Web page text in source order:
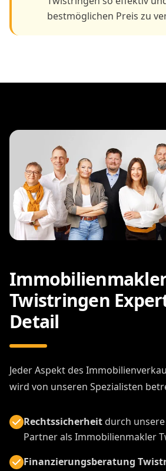
bestmöglichen Preis zu
Twistringen
Detail
Jeder Aspekt des
wird von unseren Spezialisten
Rechtssicherheitdurch
Partner als Immobilienmakler
Finanzierungsberatung